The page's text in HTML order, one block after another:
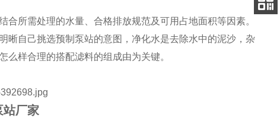
所需处理的水量、合格排放规范及可用占地面积等因素。
晰自己挑选预制泵站的意图，净化水是去除水中的泥沙，杂
样合理的搭配滤料的组成由为关键。
站厂家
电话